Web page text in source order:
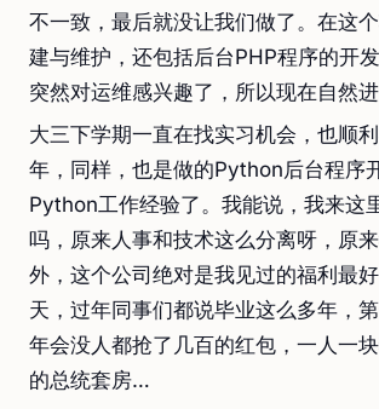
不一致，最后就没让我们做了。在这
建与维护，还包括后台PHP程序的开
突然对运维感兴趣了，所以现在自然
大三下学期一直在找实习机会，也顺
年，同样，也是做的Python后台程序
Python工作经验了。我能说，我来这
吗，原来人事和技术这么分离呀，原
外，这个公司绝对是我见过的福利最
天，过年同事们都说毕业这么多年，
年会没人都抢了几百的红包，一人一
的总统套房…